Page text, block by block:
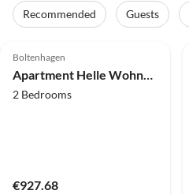
Recommended Guests
Boltenhagen
Apartment Helle Wohnung im Ostseebad
2 Bedrooms
€927.68